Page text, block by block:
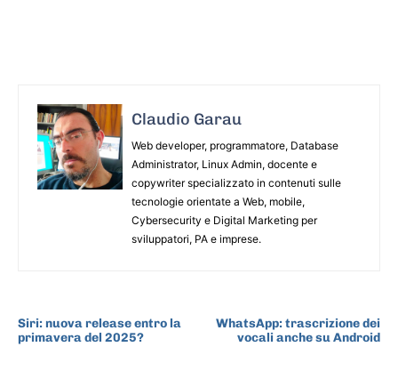
Claudio Garau
Web developer, programmatore, Database
Administrator, Linux Admin, docente e
copywriter specializzato in contenuti sulle
tecnologie orientate a Web, mobile,
Cybersecurity e Digital Marketing per
sviluppatori, PA e imprese.
Siri: nuova release entro la
primavera del 2025?
WhatsApp: trascrizione dei
vocali anche su Android